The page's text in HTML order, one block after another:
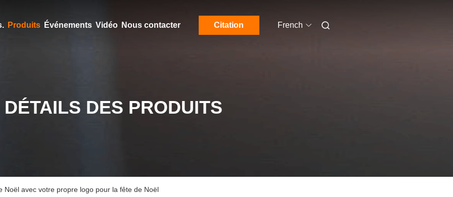
Produits Événements Vidéo Nous contacter Citation French
DÉTAILS DES PRODUITS
Noël avec votre propre logo pour la fête de Noël